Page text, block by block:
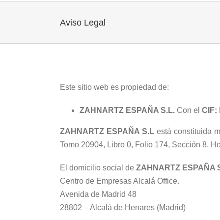
Aviso Legal
Este sitio web es propiedad de:
ZAHNARTZ ESPAÑA S.L. Con el CIF:
ZAHNARTZ ESPAÑA S.Lestá constituida
Tomo 20904, Libro 0, Folio 174, Sección 8,
El domicilio social de ZAHNARTZ ESPAÑA
Centro de Empresas Alcalá Office.
Avenida de Madrid 48
28802 – Alcalá de Henares (Madrid)